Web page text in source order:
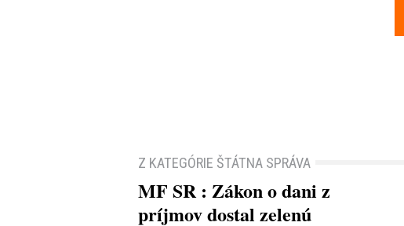
Z KATEGÓRIE ŠTÁTNA SPRÁVA
MF SR : Zákon o dani z
príjmov dostal zelenú